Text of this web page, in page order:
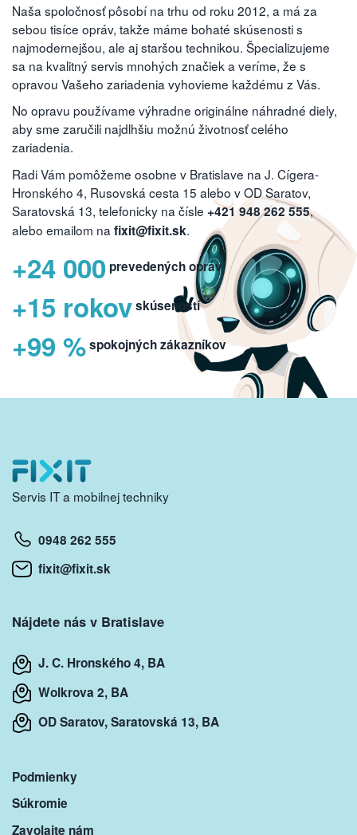
Naša spoločnosť pôsobí na trhu od roku 2012, a má za
sebou tisíce opráv, takže máme bohaté skúsenosti s
najmodernejšou, ale aj staršou technikou. Špecializujeme
sa na kvalitný servis mnohých značiek a veríme, že s
opravou Vašeho zariadenia vyhovieme každému z Vás.
No opravu používame výhradne originálne náhradné diely,
aby sme zaručili najdlhšiu možnú životnosť celého
zariadenia.
Radi Vám pomôžeme osobne v Bratislave na J. Cígera-
Hronského 4, Rusovská cesta 15 alebo v OD Saratov,
Saratovská 13, telefonicky na čísle +421 948 262 555,
alebo emailom na fixit@fixit.sk.
+24 000 prevedených opráv
+15 rokovskúseností
+99 %spokojných zákazníkov
Servis IT a mobilnej techniky
0948 262 555
fixit@fixit.sk
Nájdete nás v Bratislave
J. C. Hronského 4, BA
Wolkrova 2, BA
OD Saratov, Saratovská 13, BA
Podmienky
Súkromie
Zavolajte nám